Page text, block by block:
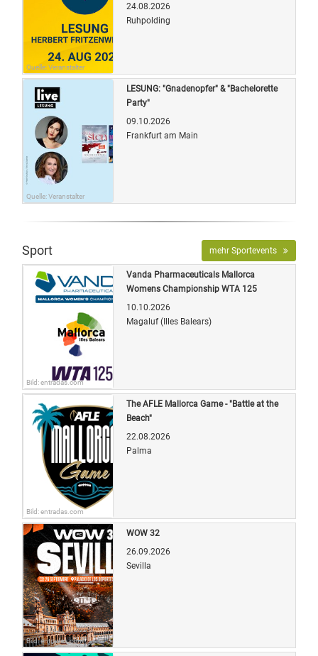
Quelle: Veranstalter
24.08.2026
Ruhpolding
Quelle: Veranstalter
LESUNG: "Gnadenopfer" & "Bachelorette
Party"
09.10.2026
Frankfurt am Main
Sport mehr Sportevents
Bild: entradas.com
Vanda Pharmaceuticals Mallorca
Womens Championship WTA 125
10.10.2026
Magaluf (Illes Balears)
Bild: entradas.com
The AFLE Mallorca Game - "Battle at the
Beach"
22.08.2026
Palma
Bild: entradas.com
WOW 32
26.09.2026
Sevilla